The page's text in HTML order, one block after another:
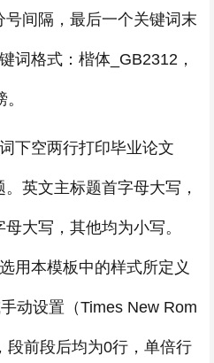
间隔，最后一个关键词末
词格式：楷体_GB2312，
下空两行打印毕业论文
。英文主标题首字母大写，
大写，其他均为小写。
用本模板中的样式所定义
动设置（Times New Rom
段前段后均为0行，单倍行